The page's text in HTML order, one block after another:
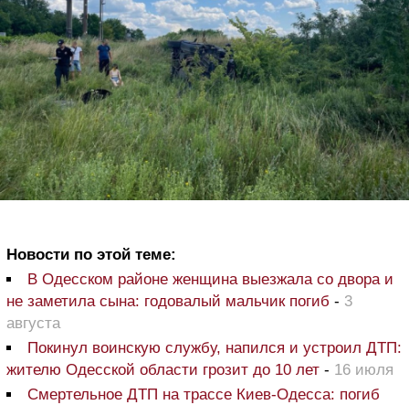
Новости по этой теме:
В Одесском районе женщина выезжала со двора и
не заметила сына: годовалый мальчик погиб - 3
августа
Покинул воинскую службу, напился и устроил ДТП:
жителю Одесской области грозит до 10 лет - 16 июля
Смертельное ДТП на трассе Киев-Одесса: погиб